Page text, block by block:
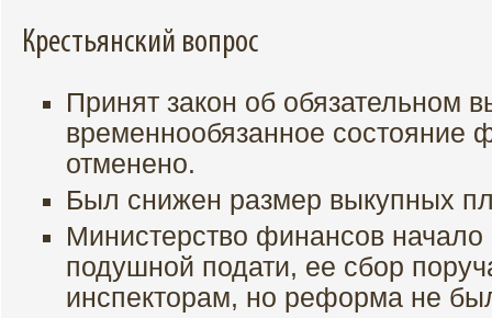
Крестьянский вопрос
Принят закон об обязательном
временнообязанное состояние
отменено.
Был снижен размер выкупных
Министерство финансов начало
подушной подати, ее сбор
инспекторам, но реформа не